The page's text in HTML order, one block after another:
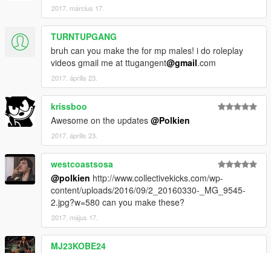
2017. március 17.
TURNTUPGANG
bruh can you make the for mp males! i do roleplay
videos gmail me at ttugangent@gmail.com
2017. április 23.
krissboo
Awesome on the updates @Polkien
2017. április 23.
westcoastsosa
@polkien http://www.collectivekicks.com/wp-
content/uploads/2016/09/2_20160330-_MG_9545-
2.jpg?w=580 can you make these?
2017. május 17.
MJ23KOBE24